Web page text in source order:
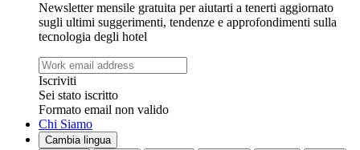
Newsletter mensile gratuita per aiutarti a tenerti aggiornato
sugli ultimi suggerimenti, tendenze e approfondimenti sulla
tecnologia degli hotel
Iscriviti
Sei stato iscritto
Formato email non valido
Chi Siamo
Cambia lingua